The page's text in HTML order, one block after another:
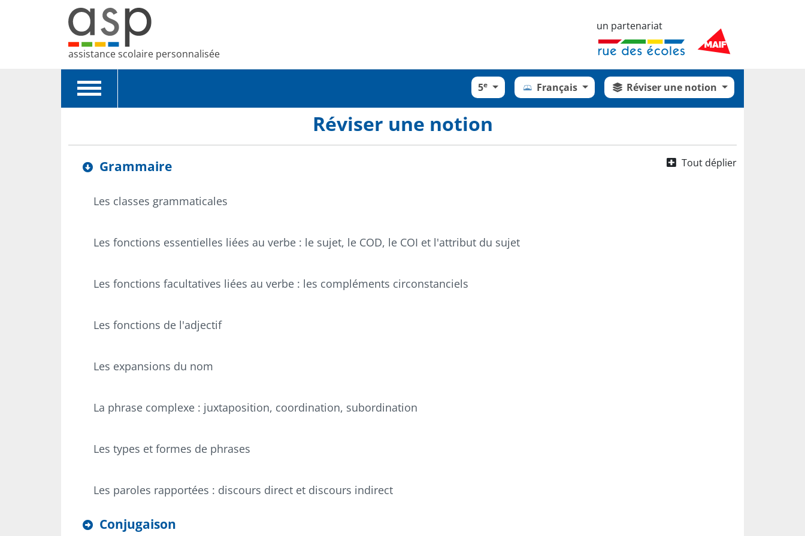
assistance scolaire personnalisée
un partenariat
Toggle
5e Français Réviser une notion
Réviser une notion
Tout déplier
Grammaire
Les classes grammaticales
Les fonctions essentielles liées au verbe : le sujet, le COD, le COI et l'attribut du sujet
Les fonctions facultatives liées au verbe : les compléments circonstanciels
Les fonctions de l'adjectif
Les expansions du nom
La phrase complexe : juxtaposition, coordination, subordination
Les types et formes de phrases
Les paroles rapportées : discours direct et discours indirect
Conjugaison